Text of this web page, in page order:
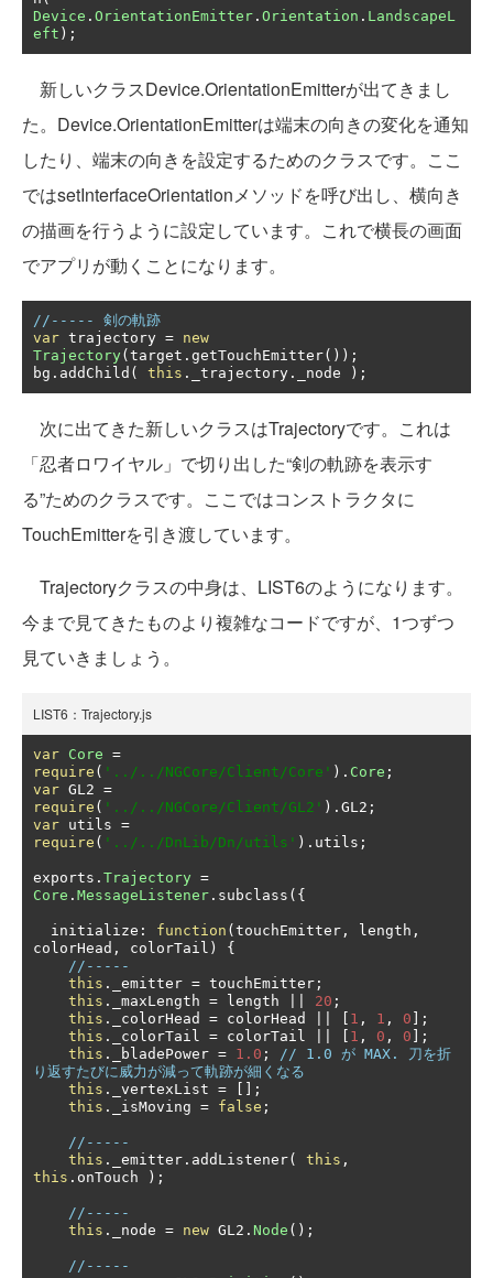
Device . OrientationEmitter . Orientation . LandscapeL
eft );
新しいクラスDevice.OrientationEmitterが出てきまし
た。Device.OrientationEmitterは端末の向きの変化を通知
したり、端末の向きを設定するためのクラスです。ここ
ではsetInterfaceOrientationメソッドを呼び出し、横向き
の描画を行うように設定しています。これで横長の画面
でアプリが動くことになります。
//----- 剣の軌跡
var trajectory = new
Trajectory( target . getTouchEmitter());
bg . addChild ( this . _trajectory . _node );
次に出てきた新しいクラスはTrajectoryです。これは
「忍者ロワイヤル」で切り出した“剣の軌跡を表示す
る”ためのクラスです。ここではコンストラクタに
TouchEmitterを引き渡しています。
Trajectoryクラスの中身は、LIST6のようになります。
今まで見てきたものより複雑なコードですが、1つずつ
見ていきましょう。
LIST6：Trajectory.js
var Core =
require ( '../../NGCore/Client/Core' ). Core ;
var GL2 =
require ( '../../NGCore/Client/GL2' ). GL2 ;
var utils =
require ( '../../DnLib/Dn/utils' ). utils ;
exports . Trajectory =
Core . MessageListener . subclass ({
  initialize
: function ( touchEmitter , length ,
colorHead , colorTail )
{
//-----
this . _emitter = touchEmitter ;
this . _maxLength = length 20 ;
this . _colorHead = colorHead 1 , 1 , 0 ];
this . _colorTail = colorTail 1 , 0 , 0 ];
this . _bladePower = 1.0 ;
// 1.0 が MAX. 刀を折
り返すたびに威力が減って軌跡が細くなる
this . _vertexList =
[];
this . _isMoving = false ;
//-----
this . _emitter . addListener( this ,
this . onTouch );
//-----
this . _node = new GL2 . Node ();
//-----